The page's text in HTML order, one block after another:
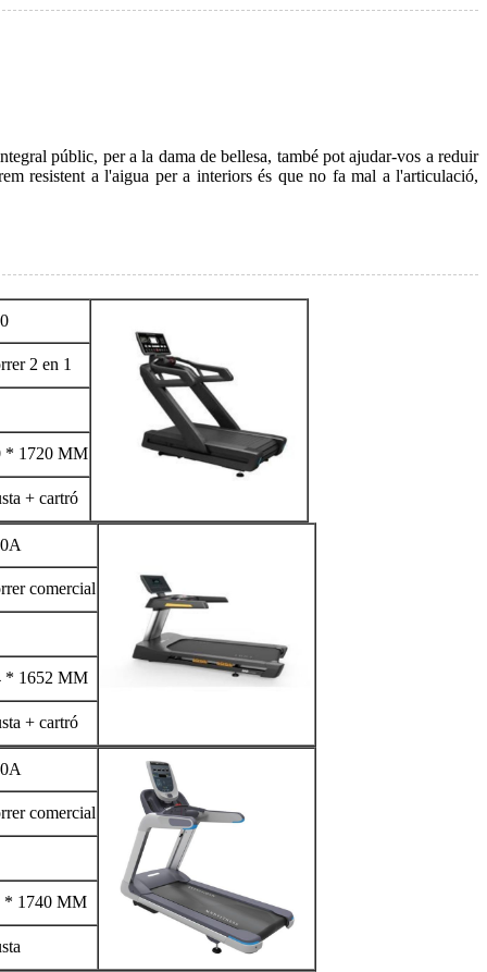
públic, per a la dama de bellesa, també pot ajudar-vos a reduir
resistent a l'aigua per a interiors és que no fa mal a l'articulació,
2 en 1
* 1720 MM
+ cartró
comercial
* 1652 MM
+ cartró
comercial
* 1740 MM